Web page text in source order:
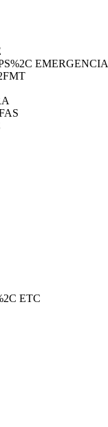
EMERGENCIA
ETC